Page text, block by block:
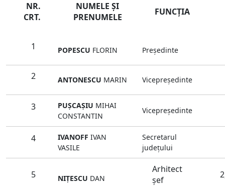
NR.
CRT.
NUMELE ŞI
PRENUMELE
FUNCŢIA
1 POPESCU FLORIN Preşedinte
2 ANTONESCU MARIN Vicepreşedinte
3 PUŞCAŞIU MIHAI
CONSTANTIN
Vicepreşedinte
4 IVANOFF IVAN
VASILE
Secretarul
judeţului
5 NIŢESCU DAN
Arhitect
şef